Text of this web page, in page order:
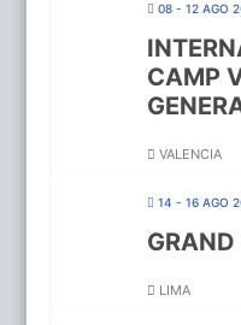
08 - 12 AGO
CAMP
VALENCIA
14 - 16 AGO
GRAND
LIMA